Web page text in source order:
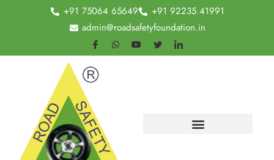
+91 75064 65649
+91 92235 41991
admin@roadsafetyfoundation.in